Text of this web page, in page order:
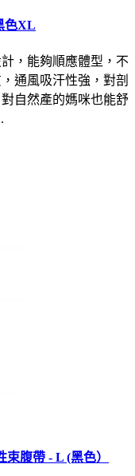
色XL
，能夠順應體型，不
通風吸汗性強，對剖
自然產的媽咪也能舒
腹帶 - L (黑色）